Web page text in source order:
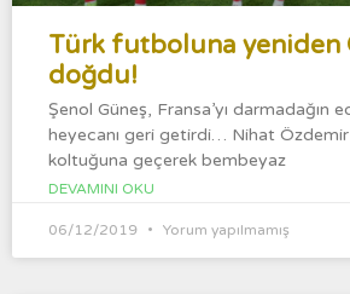
Türk futboluna yeniden
doğdu!
Şenol Güneş, Fransa’yı darmadağın
heyecanı geri getirdi… Nihat Özdemir
koltuğuna geçerek bembeyaz
DEVAMINI OKU
06/12/2019 Yorum yapılmamış